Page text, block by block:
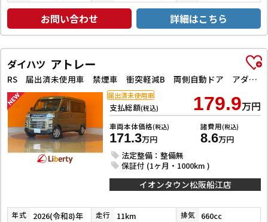
お問い合わせ 詳細はこちら
ダイハツ アトレー
RS 届出済未使用車 禁煙車 衝突軽減B 両側自動ドア アダプティブクルーズコントロール LEDヘッドライト フォグライト スマートキー プッシュスタート 障害物センサー オートエアコン
支払総額(税込) 179.9万円
車両本体価格(税込)
171.3万円
諸費用(税込)
8.6万円
法定整備：整備無
保証付 (1ヶ月・1000km )
届出済未使用車
イオンタウン松阪船江店
年式 2026(令和8)年 走行 11km 排気 660cc